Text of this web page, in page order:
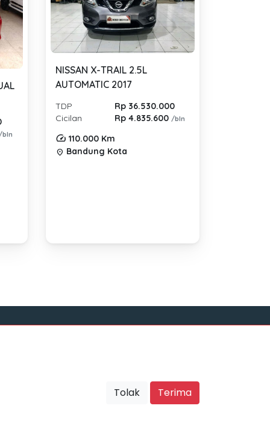
/bln
NISSAN X-TRAIL 2.5L
AUTOMATIC 2017
TDP
Rp 36.530.000
Cicilan
Rp 4.835.600/bln
110.000 Km
location_on Bandung Kota
Tolak Terima